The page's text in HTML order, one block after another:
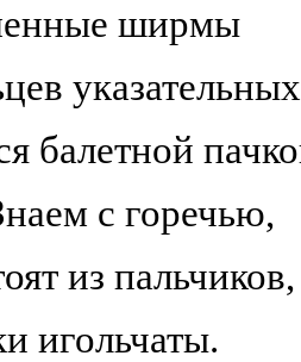
ширмы
балетной
с горечью,
из пальчиков,
игольчаты.